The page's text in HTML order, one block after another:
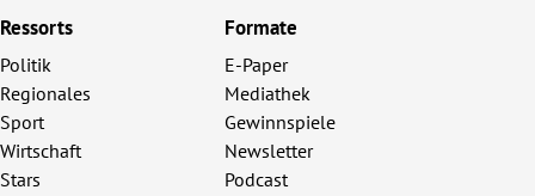
Ressorts
Politik
Regionales
Sport
Wirtschaft
Stars
Formate
E-Paper
Mediathek
Gewinnspiele
Newsletter
Podcast